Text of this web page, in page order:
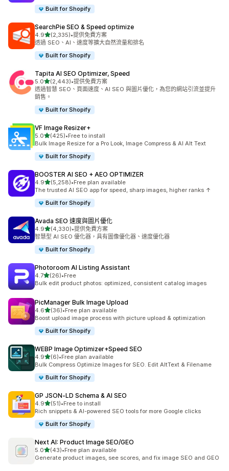
Built for Shopify
SearchPie SEO & Speed optimize
4.9滿分 5 顆星
(2,335)
共有 2335 則評價
•提供免費方案
透過 SEO、AI、速度等擴大自然流量和排名
Built for Shopify
Tapita AI SEO Optimizer, Speed
5.0滿分 5 顆星
(2,443)
共有 2443 則評價
•提供免費方案
透過智慧 SEO、頁面速度、AI SEO 與圖片優化，為您的網站引流並提升
銷售。
Built for Shopify
VF Image Resizer+
5.0滿分 5 顆星
(425)
共有 425 則評價
•Free to install
Bulk Image Resize for a Pro Look, Image Compress & AI Alt Text
Built for Shopify
BOOSTER AI SEO + AEO OPTIMIZER
4.9滿分 5 顆星
(5,258)
共有 5258 則評價
•Free plan available
The trusted AI SEO app for speed, sharp images, higher ranks ↑
Built for Shopify
Avada SEO 速度與圖片優化
4.9滿分 5 顆星
(4,330)
共有 4330 則評價
•提供免費方案
智慧型 AI SEO 優化器，具有圖像優化器、速度優化器
Built for Shopify
Photoroom AI Listing Assistant
4.7滿分 5 顆星
(26)
共有 26 則評價
•Free
Bulk edit product photos: optimized, consistent catalog images
PicManager Bulk Image Upload
4.6滿分 5 顆星
(36)
共有 36 則評價
•Free plan available
Boost upload image process with picture upload & optimization
Built for Shopify
WEBP Image Optimizer+Speed SEO
4.9滿分 5 顆星
(6)
共有 6 則評價
•Free plan available
Bulk Compress Optimize Images for SEO. Edit AltText & Filename
Built for Shopify
GP JSON‑LD Schema & AI SEO
4.9滿分 5 顆星
(51)
共有 51 則評價
•Free to install
Rich snippets & AI-powered SEO tools for more Google clicks
Built for Shopify
Next AI: Product Image SEO/GEO
5.0滿分 5 顆星
(43)
共有 43 則評價
•Free plan available
Generate product images, see scores, and fix image SEO and GEO